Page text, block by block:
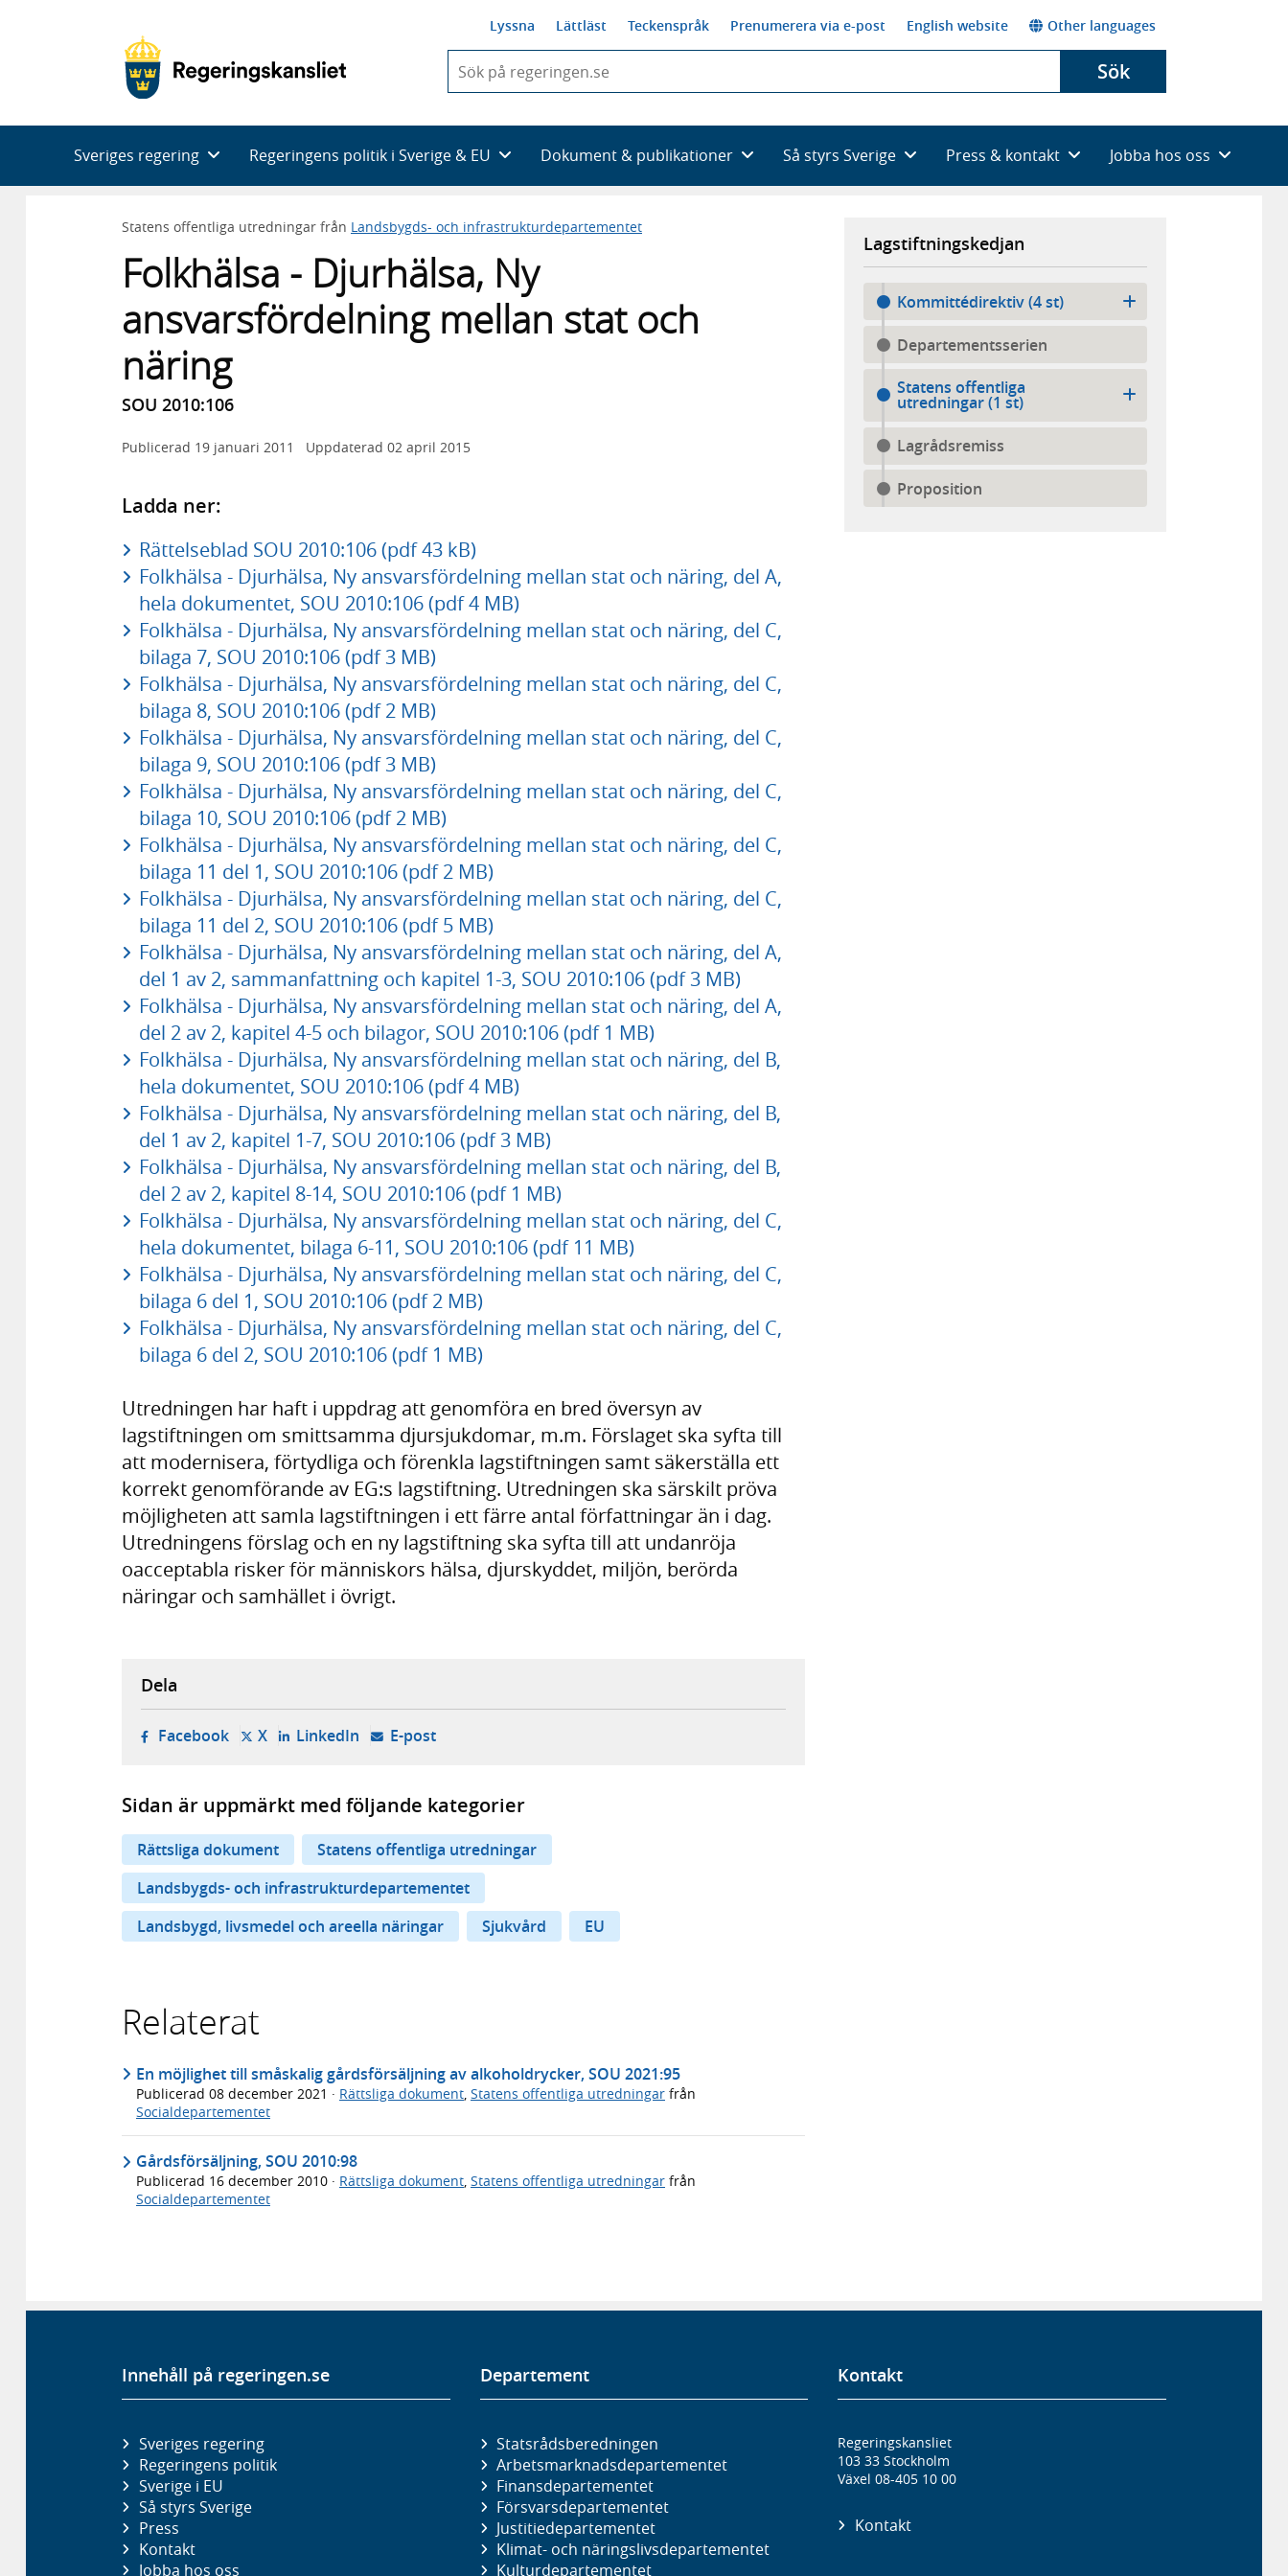
Lyssna Lättläst Teckenspråk Prenumerera via e-post English website Other languages
du
skriva
framträder
en
med
Sök
Sveriges regering Regeringens politik i Sverige & EU Dokument & publikationer Så styrs Sverige Press & kontakt Jobba hos oss
Statens offentliga utredningar från Landsbygds- och infrastrukturdepartementet
Folkhälsa - Djurhälsa, Ny
ansvarsfördelning mellan stat och
näring
SOU 2010:106
Publicerad 19 januari 2011 Uppdaterad 02 april 2015
Ladda ner:
Rättelseblad SOU 2010:106 (pdf 43 kB)
Folkhälsa - Djurhälsa, Ny ansvarsfördelning mellan stat och näring, del A,
hela dokumentet, SOU 2010:106 (pdf 4 MB)
Folkhälsa - Djurhälsa, Ny ansvarsfördelning mellan stat och näring, del C,
bilaga 7, SOU 2010:106 (pdf 3 MB)
Folkhälsa - Djurhälsa, Ny ansvarsfördelning mellan stat och näring, del C,
bilaga 8, SOU 2010:106 (pdf 2 MB)
Folkhälsa - Djurhälsa, Ny ansvarsfördelning mellan stat och näring, del C,
bilaga 9, SOU 2010:106 (pdf 3 MB)
Folkhälsa - Djurhälsa, Ny ansvarsfördelning mellan stat och näring, del C,
bilaga 10, SOU 2010:106 (pdf 2 MB)
Folkhälsa - Djurhälsa, Ny ansvarsfördelning mellan stat och näring, del C,
bilaga 11 del 1, SOU 2010:106 (pdf 2 MB)
Folkhälsa - Djurhälsa, Ny ansvarsfördelning mellan stat och näring, del C,
bilaga 11 del 2, SOU 2010:106 (pdf 5 MB)
Folkhälsa - Djurhälsa, Ny ansvarsfördelning mellan stat och näring, del A,
del 1 av 2, sammanfattning och kapitel 1-3, SOU 2010:106 (pdf 3 MB)
Folkhälsa - Djurhälsa, Ny ansvarsfördelning mellan stat och näring, del A,
del 2 av 2, kapitel 4-5 och bilagor, SOU 2010:106 (pdf 1 MB)
Folkhälsa - Djurhälsa, Ny ansvarsfördelning mellan stat och näring, del B,
hela dokumentet, SOU 2010:106 (pdf 4 MB)
Folkhälsa - Djurhälsa, Ny ansvarsfördelning mellan stat och näring, del B,
del 1 av 2, kapitel 1-7, SOU 2010:106 (pdf 3 MB)
Folkhälsa - Djurhälsa, Ny ansvarsfördelning mellan stat och näring, del B,
del 2 av 2, kapitel 8-14, SOU 2010:106 (pdf 1 MB)
Folkhälsa - Djurhälsa, Ny ansvarsfördelning mellan stat och näring, del C,
hela dokumentet, bilaga 6-11, SOU 2010:106 (pdf 11 MB)
Folkhälsa - Djurhälsa, Ny ansvarsfördelning mellan stat och näring, del C,
bilaga 6 del 1, SOU 2010:106 (pdf 2 MB)
Folkhälsa - Djurhälsa, Ny ansvarsfördelning mellan stat och näring, del C,
bilaga 6 del 2, SOU 2010:106 (pdf 1 MB)
Utredningen har haft i uppdrag att genomföra en bred översyn av
lagstiftningen om smittsamma djursjukdomar, m.m. Förslaget ska syfta till
att modernisera, förtydliga och förenkla lagstiftningen samt säkerställa ett
korrekt genomförande av EG:s lagstiftning. Utredningen ska särskilt pröva
möjligheten att samla lagstiftningen i ett färre antal författningar än i dag.
Utredningens förslag och en ny lagstiftning ska syfta till att undanröja
oacceptabla risker för människors hälsa, djurskyddet, miljön, berörda
näringar och samhället i övrigt.
Lagstiftningskedjan
Kommittédirektiv (4 st)
Departementsserien
Statens offentliga
utredningar (1 st)
Lagrådsremiss
Proposition
Dela
Facebook- öppnas i ny flik, extern webbplats,
X- öppnas i ny flik, extern webbplats,
LinkedIn- öppnas i ny flik, extern webbplats,
E-post- öppnar din e-postklient,
Sidan är uppmärkt med följande kategorier
Rättsliga dokument
Statens offentliga utredningar
Landsbygds- och infrastrukturdepartementet
Landsbygd, livsmedel och areella näringar
Sjukvård EU
Relaterat
En möjlighet till småskalig gårdsförsäljning av alkoholdrycker, SOU 2021:95
Publicerad 08 december 2021 · Rättsliga dokument Statens offentliga utredningar från
Socialdepartementet
Gårdsförsäljning, SOU 2010:98
Publicerad 16 december 2010 · Rättsliga dokument, Statens offentliga utredningar från
Socialdepartementet
Innehåll på regeringen.se
Sveriges regering
Regeringens politik
Sverige i EU
Så styrs Sverige
Press
Kontakt
Jobba hos oss
Departement
Statsrådsberedningen
Arbetsmarknads­departementet
Finans­departementet
Försvars­departementet
Justitie­departementet
Klimat- och näringslivs­departementet
Kultur­departementet
Kontakt
Regeringskansliet
103 33 Stockholm
Växel 08-405 10 00
Kontakt